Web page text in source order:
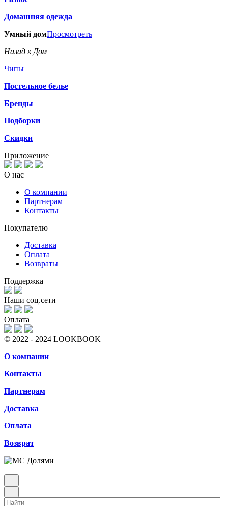
Домашняя одежда
Умный домПросмотреть
Назад к Дом
Чипы
Постельное белье
Бренды
Подборки
Скидки
Приложение
О нас
О компании
Партнерам
Контакты
Покупателю
Доставка
Оплата
Возвраты
Поддержка
Наши соц.сети
Оплата
© 2022 - 2024 LOOKBOOK
О компании
Контакты
Партнерам
Доставка
Оплата
Возврат